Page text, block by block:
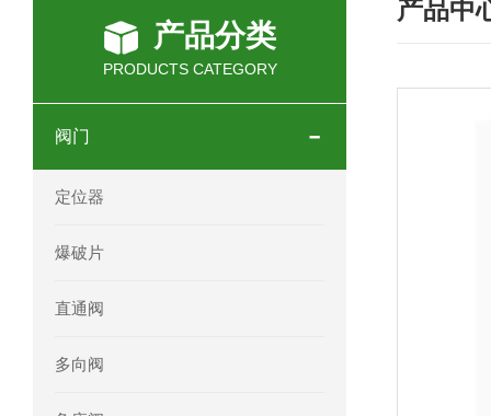
OEMER三相同步电机MTES 132SB/2
OEMER三相同步电机MTES 160MA/2
OEMER电机QLS 180M环保农业领域
产品分类
PRODUCTS CATEGORY
阀门
定位器
爆破片
直通阀
多向阀
产品中